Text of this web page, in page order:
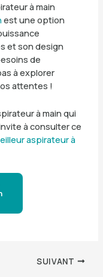
à main
est une option
et son design
de
à explorer
attentes !
à main qui
à consulter ce
aspirateur à
SUIVANT